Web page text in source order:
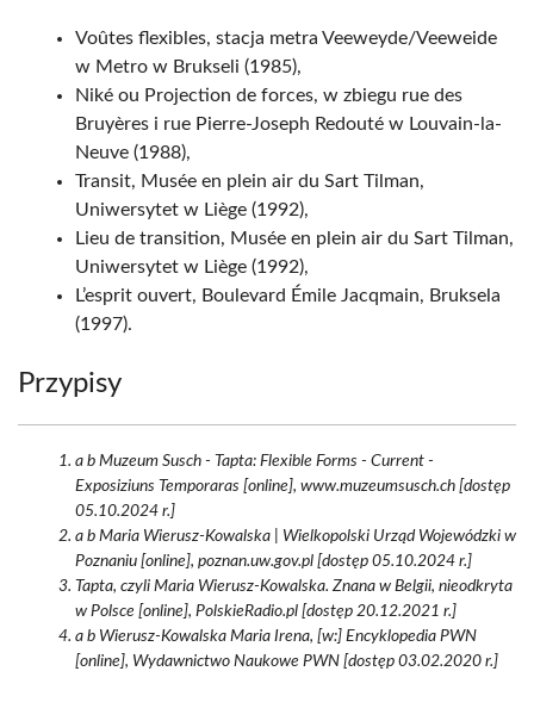
Voûtes flexibles, stacja metra Veeweyde/Veeweide
w Metro w Brukseli (1985),
Niké ou Projection de forces, w zbiegu rue des
Bruyères i rue Pierre-Joseph Redouté w Louvain-la-
Neuve (1988),
Transit, Musée en plein air du Sart Tilman,
Uniwersytet w Liège (1992),
Lieu de transition, Musée en plein air du Sart Tilman,
Uniwersytet w Liège (1992),
L’esprit ouvert, Boulevard Émile Jacqmain, Bruksela
(1997).
Przypisy
a b Muzeum Susch - Tapta: Flexible Forms - Current -
Exposiziuns Temporaras [online], www.muzeumsusch.ch [dostęp
05.10.2024 r.]
a b Maria Wierusz-Kowalska | Wielkopolski Urząd Wojewódzki w
Poznaniu [online], poznan.uw.gov.pl [dostęp 05.10.2024 r.]
Tapta, czyli Maria Wierusz-Kowalska. Znana w Belgii, nieodkryta
w Polsce [online], PolskieRadio.pl [dostęp 20.12.2021 r.]
a b Wierusz-Kowalska Maria Irena, [w:] Encyklopedia PWN
[online], Wydawnictwo Naukowe PWN [dostęp 03.02.2020 r.]